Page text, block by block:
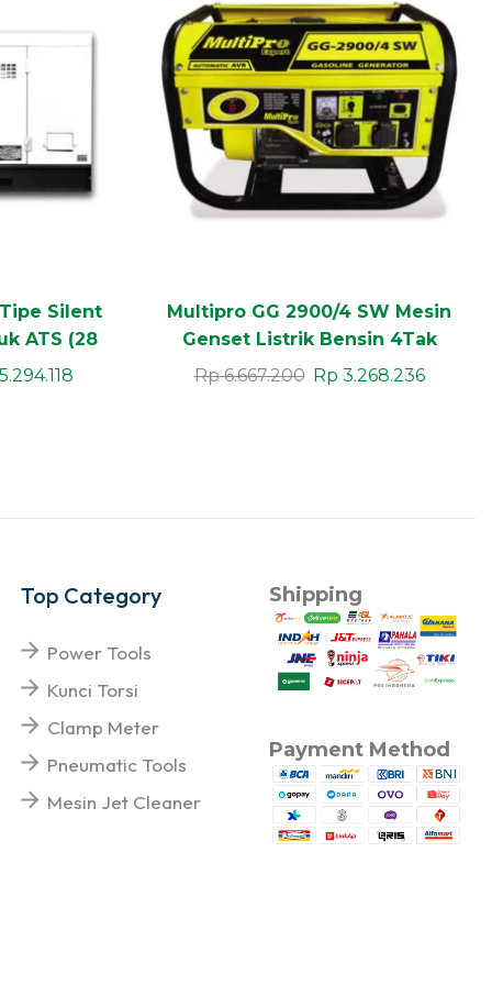
Silent
ATS (28
Multipro GG 2900/4 SW Mesin
Genset Listrik Bensin 4Tak
Gasoline Generator
Rp6.667.200 Rp 3.268.236
Top Category
Power Tools
Kunci Torsi
Clamp Meter
Pneumatic Tools
Mesin Jet Cleaner
Shipping
Payment Method